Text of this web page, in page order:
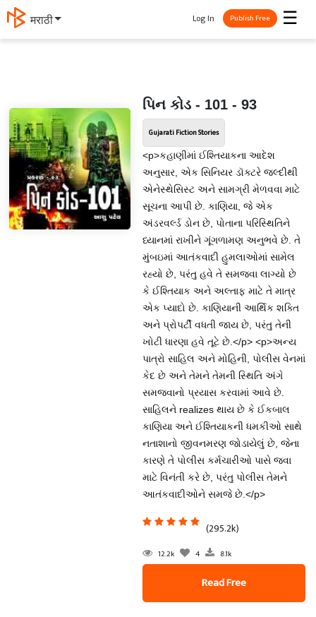
मराठी ☰
Log In Publish Free
પિન કોડ - 101 - 93
Gujarati Fiction Stories
<p>કહાણીમાં ઈશ્તિયાકના આદેશ
અનુસાર, એક સિનિયર ડૉક્ટરે જલ્દીથી
એનેસ્થેસિસ્ટ અને સામગ્રી મેળવવા માટે
સૂચના આપી છે. કાણિયા, જે એક
અંડરવર્લ્ડ ડોન છે, પોતાના પરિસ્થિતિને
ધ્યાનમાં રાખીને ગૂંગળામણ અનુભવે છે. તે
મુંબઇમાં આતંકવાદી હુમલાઓમાં સામેલ
રહ્યો છે, પરંતુ હવે તે સમજવા લાગ્યો છે
કે ઈશ્તિયાક અને અલ્તાફ માટે તે માત્ર
એક પ્યાદો છે. કાણિયાની આર્થિક શક્તિ
અને પ્રોપર્ટી વધતી જાય છે, પરંતુ તેની
ખોટી ધારણા હવે તૂટે છે.</p> <p>અન્ય
પાત્રો સાહિલ અને મોહિની, પોલીસ વેનમાં
કેદ છે અને તેમને તેમની સ્થિતિ અંગે
સમજવાનો પ્રયાસ કરવામાં આવે છે.
સાહિલને realizes થાય છે કે ઈકબાલ
કાણિયા અને ઈશ્તિયાકની ધમકીઓ સાથે
નતાશાનો જીવનમરણ જોડાયેલું છે, જેના
કારણે તે પોલીસ કર્મચારીઓ પાસે જવા
માટે વિનંતી કરે છે, પરંતુ પોલીસ તેમને
આતંકવાદીઓને સમજે છે.</p>
(295.2k)
12.2k 4 8.1k
Read Free